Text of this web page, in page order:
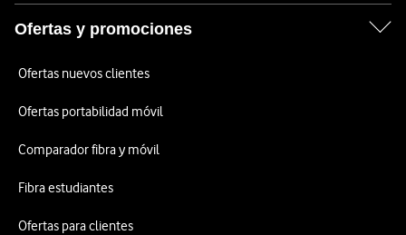
Ofertas y promociones
Ofertas nuevos clientes
Ofertas portabilidad móvil
Comparador fibra y móvil
Fibra estudiantes
Ofertas para clientes